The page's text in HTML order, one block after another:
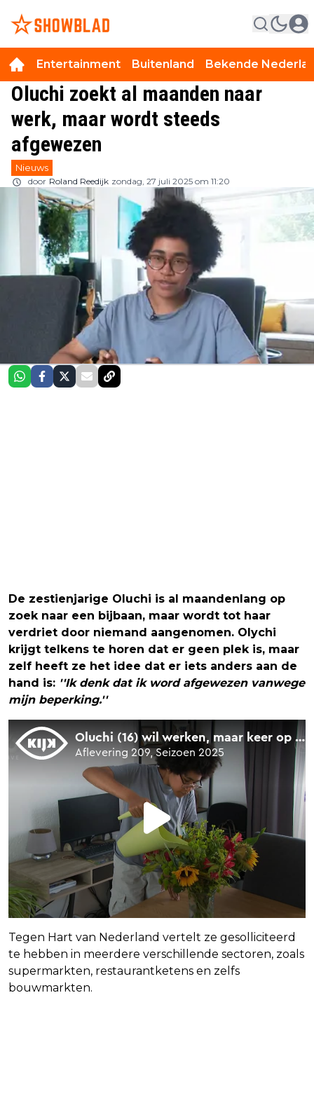
Entertainment Buitenland Bekende
Oluchi zoekt al maanden naar
werk, maar wordt steeds
afgewezen
Nieuws
door Roland Reedijk zondag, 27 juli 2025 om 11:20
De zestienjarige Oluchi is al maandenlang op
zoek naar een bijbaan, maar wordt tot haar
verdriet door niemand aangenomen. Olychi
krijgt telkens te horen dat er geen plek is, maar
zelf heeft ze het idee dat er iets anders aan de
hand is: ''Ik denk dat ik word afgewezen vanwege
mijn beperking.''
Tegen Hart van Nederland vertelt ze gesolliciteerd
te hebben in meerdere verschillende sectoren, zoals
supermarkten, restaurantketens en zelfs
bouwmarkten.